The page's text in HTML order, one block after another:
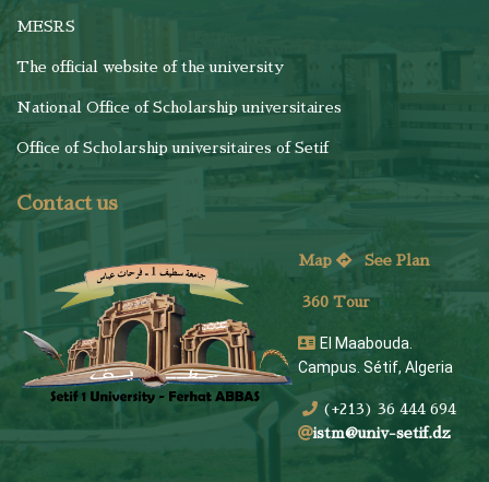
MESRS
The official website of the university
National Office of Scholarship universitaires
Office of Scholarship universitaires of Setif
Contact us
Map See Plan
360 Tour
El Maabouda.
Campus. Sétif, Algeria
(+213) 36 444 694
istm@univ-setif.dz